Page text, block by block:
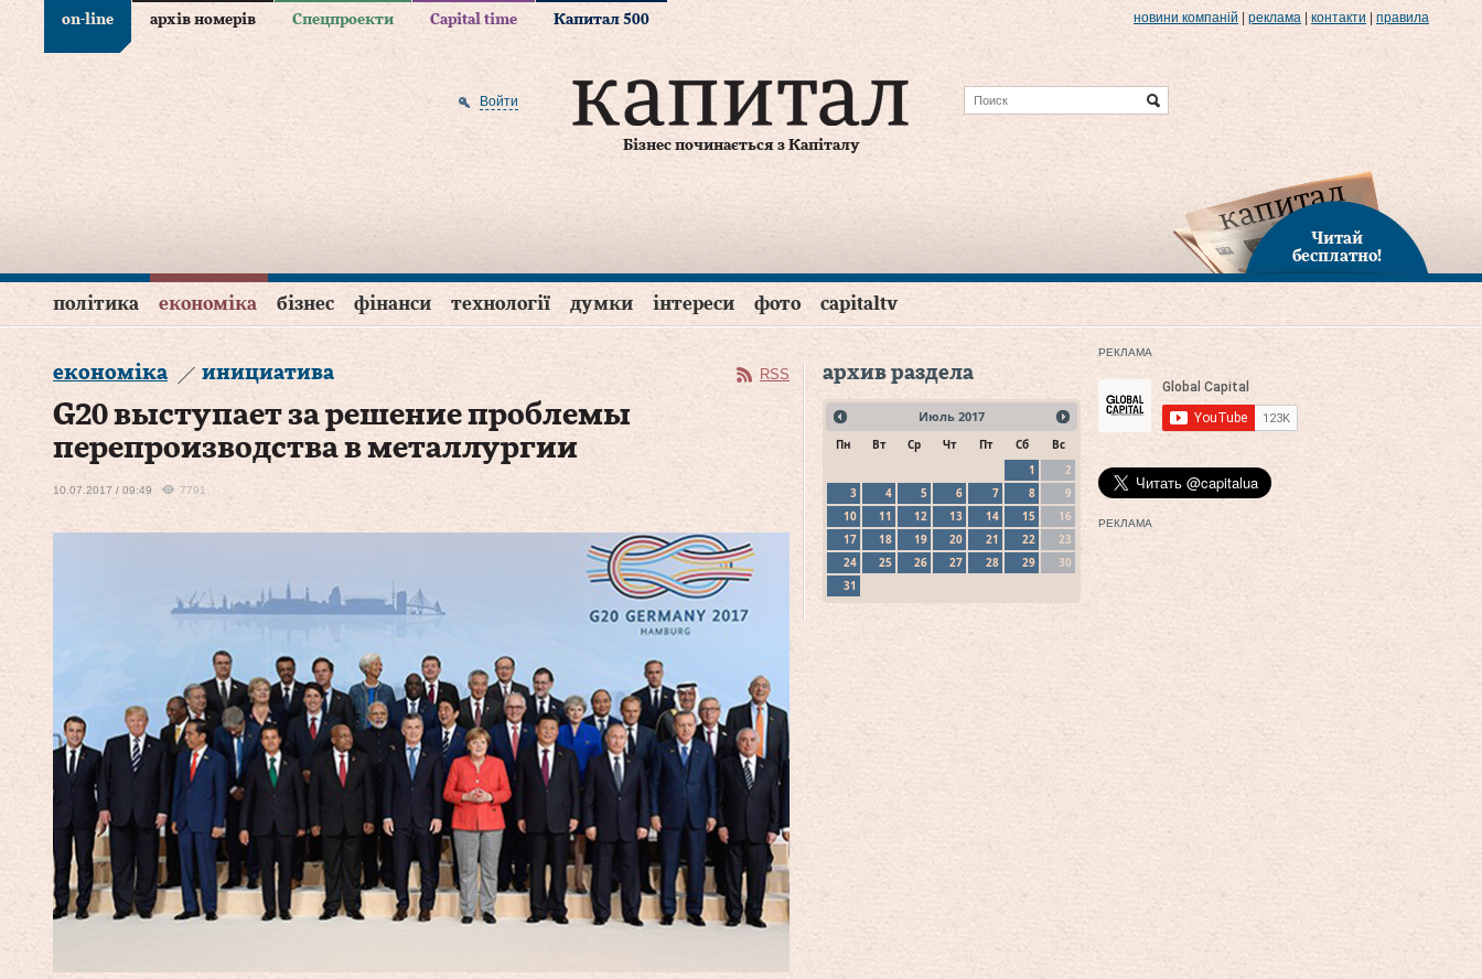
on-line архів номерів Спецпроекти Capital time Капитал 500 новини компаній реклама контакти правила
Бізнес починається з Капіталу
Войти
Читай
бесплатно!
політика економіка бізнес фінанси технології думки інтереси фото capitaltv
економіка инициатива RSS
G20 выступает за решение проблемы
перепроизводства в металлургии
10.07.2017 / 09:49 7791
архив раздела
Июль 2017
Пн Вт Ср Чт Пт Сб
Вс
1
2
3
4 5 6 7 8
9
10
11 12 13 14 15
16
17
18 19 20 21 22
23
24
25 26 27 28 29
30
31
РЕКЛАМА
РЕКЛАМА